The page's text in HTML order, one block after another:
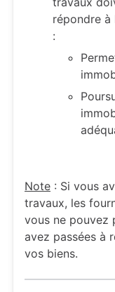
répondre à
:
Note : Si vous
travaux, les
vous ne pouvez
avez passées à
vos biens.